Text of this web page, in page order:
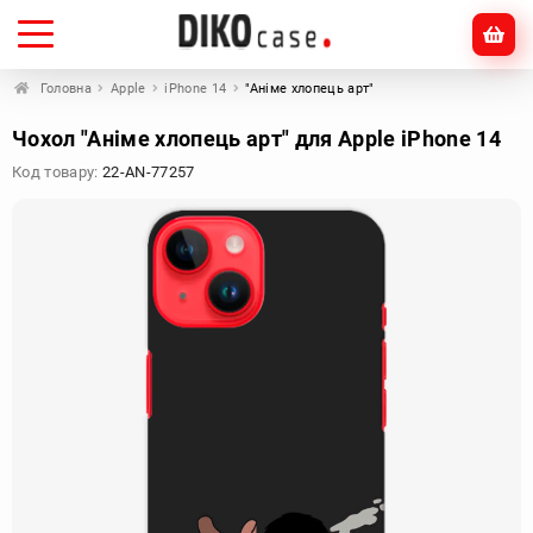
Головна Apple iPhone 14 "Аніме хлопець арт"
Чохол "Аніме хлопець арт" для Apple iPhone 14
Код товару: 22-AN-77257